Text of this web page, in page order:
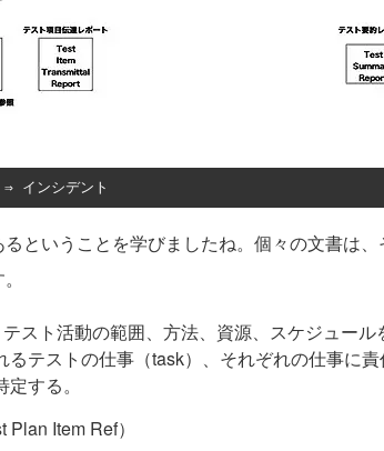
⇒ インシデント
ということを学びましたね。個々の文書は
スト活動の範囲、方法、資源、スケジュール
テストの仕事（task）、それぞれの仕事に責
する。
Item Ref）